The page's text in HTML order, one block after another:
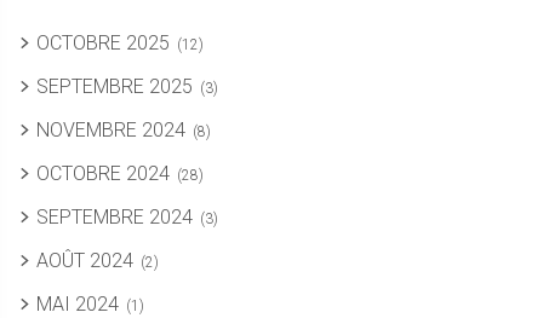
OCTOBRE 2025 (12)
SEPTEMBRE 2025 (3)
NOVEMBRE 2024 (8)
OCTOBRE 2024 (28)
SEPTEMBRE 2024 (3)
AOÛT 2024 (2)
MAI 2024 (1)